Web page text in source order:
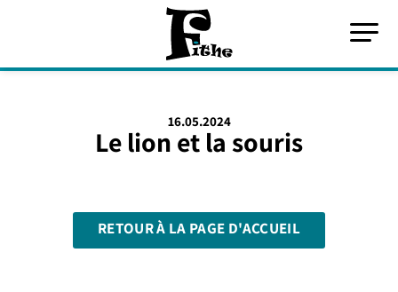
16.05.2024
Le lion et la souris
RETOUR À LA PAGE D'ACCUEIL